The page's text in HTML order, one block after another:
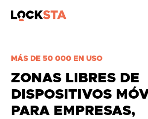
MÁS DE 50 000 EN USO
ZONAS LIBRES DE
DISPOSITIVOS
PARA EMPRESAS,